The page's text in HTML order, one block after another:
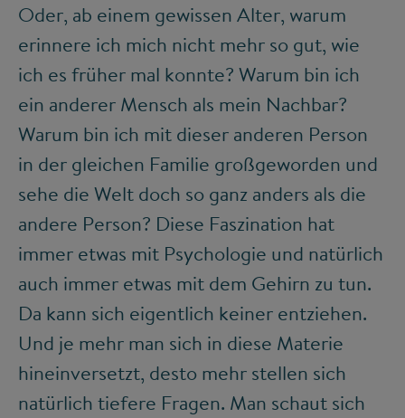
Oder, ab einem gewissen Alter, warum
erinnere ich mich nicht mehr so gut, wie
ich es früher mal konnte? Warum bin ich
ein anderer Mensch als mein Nachbar?
Warum bin ich mit dieser anderen Person
in der gleichen Familie großgeworden und
sehe die Welt doch so ganz anders als die
andere Person? Diese Faszination hat
immer etwas mit Psychologie und natürlich
auch immer etwas mit dem Gehirn zu tun.
Da kann sich eigentlich keiner entziehen.
Und je mehr man sich in diese Materie
hineinversetzt, desto mehr stellen sich
natürlich tiefere Fragen. Man schaut sich